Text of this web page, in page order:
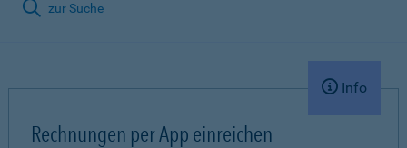
zur Suche
Info
Rechnungen per App einreichen